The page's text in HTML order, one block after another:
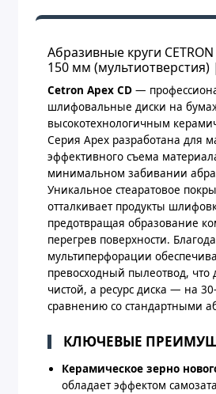
Абразивные круги
150 мм (мультиотверстия)
Cetron Apex CD —
шлифовальные диски на
высокотехнологичным
Серия Apex разработана для
эффективного съема
минимальном забивании
Уникальное стеаратовое
отталкивает продукты
предотвращая образование
перегрев поверхности.
мультиперфорации
превосходный пылеотвод, что
чистой, а ресурс диска — на
сравнению со стандартными
КЛЮЧЕВЫЕ
Керамическое зерно
обладает эффектом